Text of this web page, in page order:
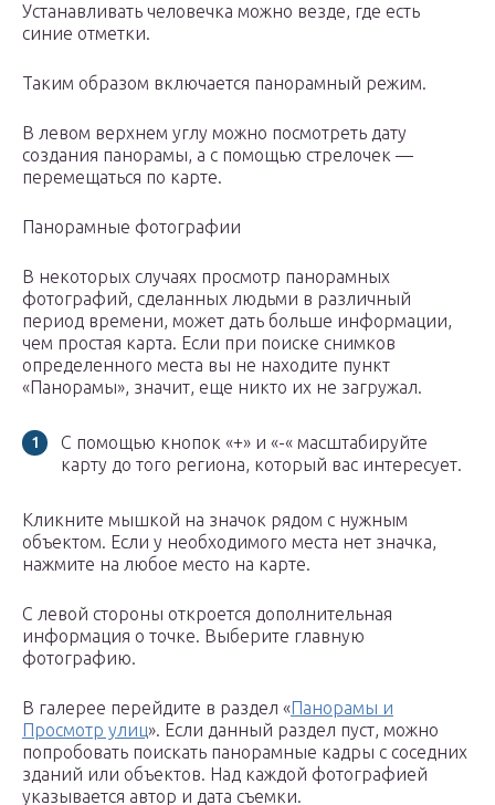
Устанавливать человечка можно везде, где есть
синие отметки.
Таким образом включается панорамный режим.
В левом верхнем углу можно посмотреть дату
создания панорамы, а с помощью стрелочек —
перемещаться по карте.
Панорамные фотографии
В некоторых случаях просмотр панорамных
фотографий, сделанных людьми в различный
период времени, может дать больше информации,
чем простая карта. Если при поиске снимков
определенного места вы не находите пункт
«Панорамы», значит, еще никто их не загружал.
С помощью кнопок «+» и «-« масштабируйте
карту до того региона, который вас интересует.
Кликните мышкой на значок рядом с нужным
объектом. Если у необходимого места нет значка,
нажмите на любое место на карте.
С левой стороны откроется дополнительная
информация о точке. Выберите главную
фотографию.
В галерее перейдите в раздел «Панорамы и
Просмотр улиц». Если данный раздел пуст, можно
попробовать поискать панорамные кадры с соседних
зданий или объектов. Над каждой фотографией
указывается автор и дата съемки.